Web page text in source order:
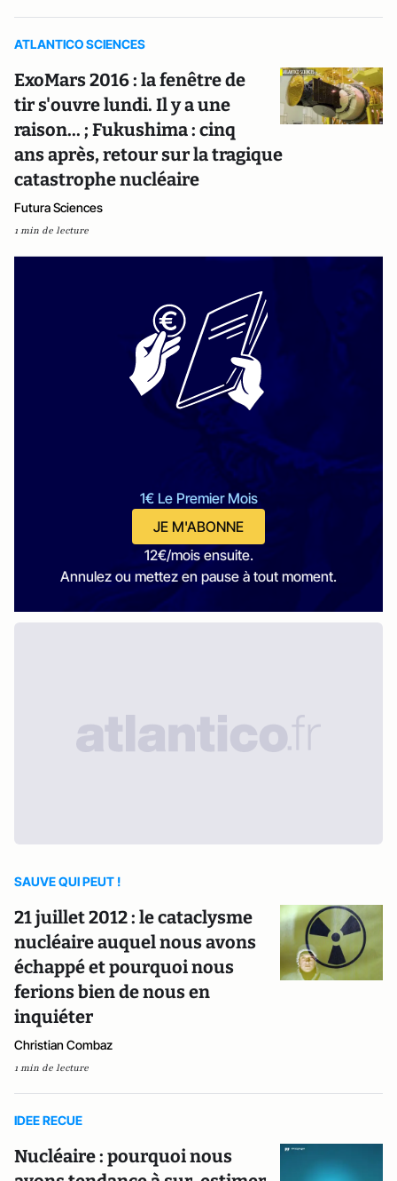
ATLANTICO SCIENCES
ExoMars 2016 : la fenêtre de
tir s'ouvre lundi. Il y a une
raison... ; Fukushima : cinq
ans après, retour sur la tragique
catastrophe nucléaire
Futura Sciences
1 min de lecture
1€ Le Premier Mois
JE M'ABONNE
12€/mois ensuite.
Annulez ou mettez en pause à tout moment.
SAUVE QUI PEUT !
21 juillet 2012 : le cataclysme
nucléaire auquel nous avons
échappé et pourquoi nous
ferions bien de nous en
inquiéter
Christian Combaz
1 min de lecture
IDEE RECUE
Nucléaire : pourquoi nous